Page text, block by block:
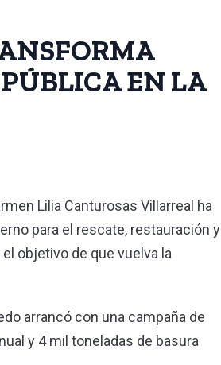
EN LA
Lilia Canturosas Villarreal ha
para el rescate, restauración y
objetivo de que vuelva la
arrancó con una campaña de
y 4 mil toneladas de basura